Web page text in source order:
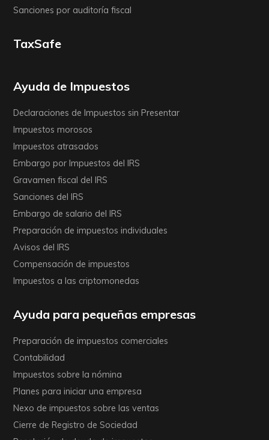
Sanciones por auditoría fiscal
TaxSafe
Ayuda de Impuestos
Declaraciones de Impuestos sin Presentar
Impuestos morosos
Impuestos atrasados
Embargo por Impuestos del IRS
Gravamen fiscal del IRS
Sanciones del IRS
Embargo de salario del IRS
Preparación de impuestos individuales
Avisos del IRS
Compensación de impuestos
Impuestos a las criptomonedas
Ayuda para pequeñas empresas
Preparación de impuestos comerciales
Contabilidad
Impuestos sobre la nómina
Planes para iniciar una empresa
Nexo de impuestos sobre las ventas
Cierre de Registro de Sociedad